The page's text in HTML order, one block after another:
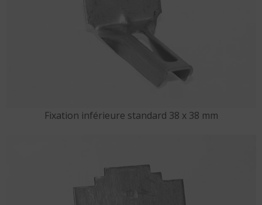
Fixation inférieure standard 38 x 38 mm